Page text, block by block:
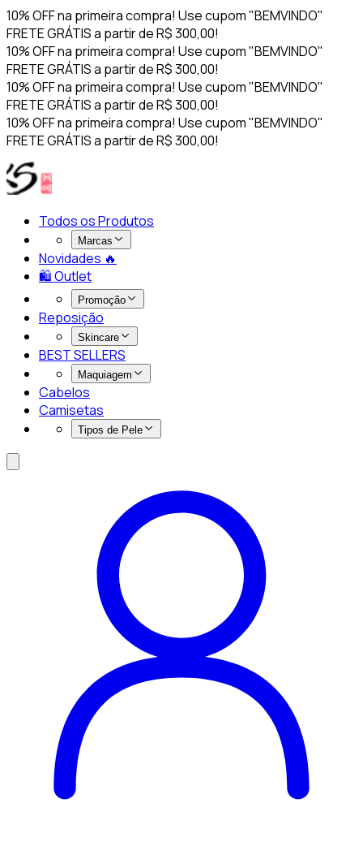
10% OFF na primeira compra! Use cupom "BEMVINDO"
FRETE GRÁTIS a partir de R$ 300,00!
10% OFF na primeira compra! Use cupom "BEMVINDO"
FRETE GRÁTIS a partir de R$ 300,00!
10% OFF na primeira compra! Use cupom "BEMVINDO"
FRETE GRÁTIS a partir de R$ 300,00!
10% OFF na primeira compra! Use cupom "BEMVINDO"
FRETE GRÁTIS a partir de R$ 300,00!
Todos os Produtos
Marcas
Novidades 🔥​
🛍️ Outlet
Promoção
Reposição
Skincare
BEST SELLERS
Maquiagem
Cabelos
Camisetas
Tipos de Pele